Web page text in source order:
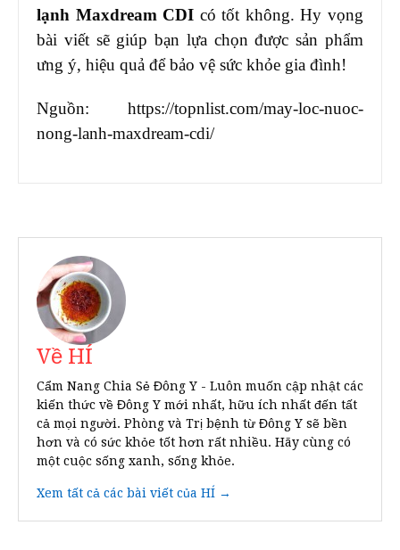
lạnh Maxdream CDI có tốt không. Hy vọng
bài viết sẽ giúp bạn lựa chọn được sản phẩm
ưng ý, hiệu quả để bảo vệ sức khỏe gia đình!
Nguồn: https://topnlist.com/may-loc-nuoc-
nong-lanh-maxdream-cdi/
Về HÍ
Cẩm Nang Chia Sẻ Đông Y - Luôn muốn cập nhật các
kiến thức về Đông Y mới nhất, hữu ích nhất đến tất
cả mọi người. Phòng và Trị bệnh từ Đông Y sẽ bền
hơn và có sức khỏe tốt hơn rất nhiều. Hãy cùng có
một cuộc sống xanh, sống khỏe.
Xem tất cả các bài viết của HÍ →